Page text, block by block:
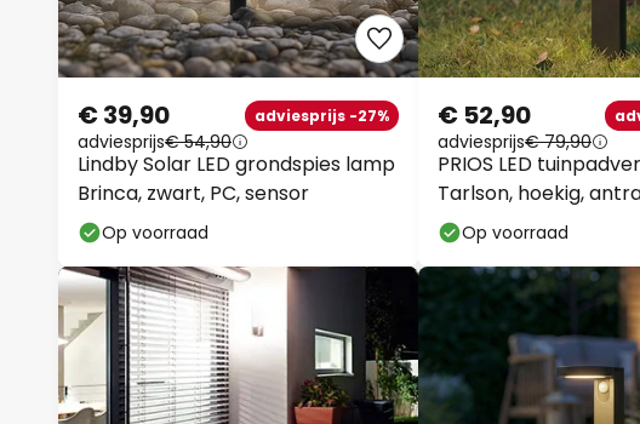
Lindby Solar LED grondspies lamp
Brinca, zwart, PC, sensor
€ 39,90 adviesprijs -27%
adviesprijs€ 54,90
Op voorraad
PRIOS LED
Tarlson, hoekig,
€ 52,90
adviesprijs€ 79,90
Op voorraad